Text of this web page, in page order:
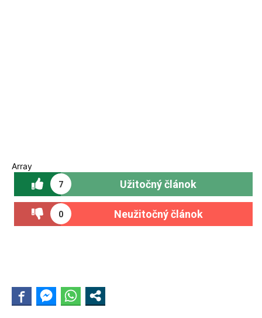
Array
7 Užitočný článok
0 Neužitočný článok